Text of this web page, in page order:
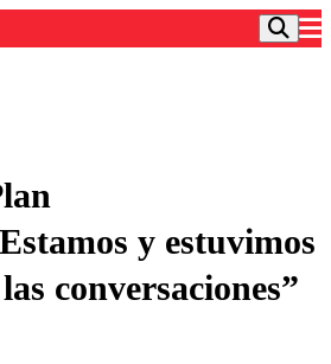
TV
y estuvimos
conversaciones”